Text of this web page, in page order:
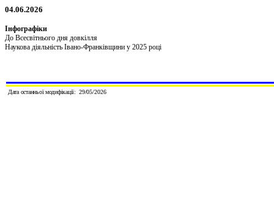
04.06.2026
Інфографіки
До Всесвітнього дня довкілля
Наукова діяльність Івано-Франківщини у 2025 році
Дата останньої модифікації: 29/05/2026